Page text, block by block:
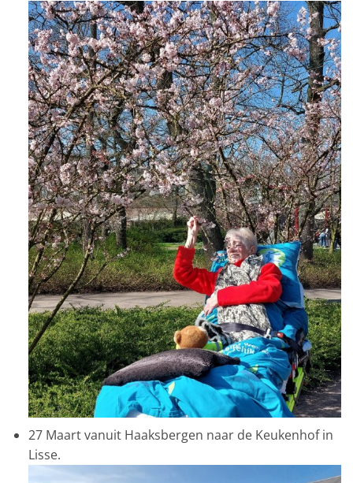
27 Maart vanuit Haaksbergen naar de Keukenhof in
Lisse.